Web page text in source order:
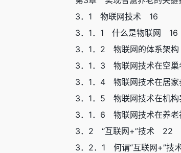
3．1 物联网技术 16
3．1．1 什么是物联网 16
3．1．2 物联网的体系架
3．1．3 物联网技术在空
3．1．4 物联网技术在居
3．1．5 物联网技术在机
3．1．6 物联网技术在养
3．2 “互联网+”技术 22
3．2．1 何谓“互联网+”